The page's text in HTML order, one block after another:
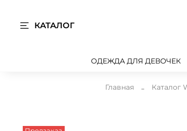
КАТАЛОГ
ОДЕЖДА ДЛЯ ДЕВОЧЕК
Главная Каталог